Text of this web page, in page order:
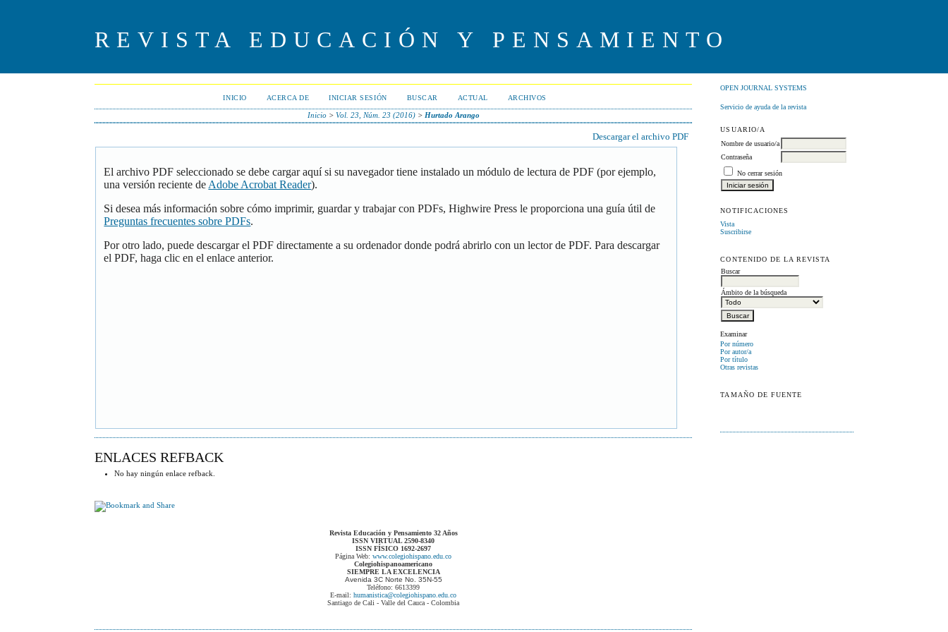
REVISTA EDUCACIÓN Y PENSAMIENTO
OPEN JOURNAL SYSTEMS
Servicio de ayuda de la revista
USUARIO/A
Nombre de usuario/a
Contraseña
No cerrar sesión
NOTIFICACIONES
Vista
Suscribirse
CONTENIDO DE LA REVISTA
Buscar
Ámbito de la búsqueda
Examinar
Por número
Por autor/a
Por título
Otras revistas
TAMAÑO DE FUENTE
INICIO ACERCA DE INICIAR SESIÓN BUSCAR ACTUAL ARCHIVOS
Inicio> Vol. 23, Núm. 23 (2016)> Hurtado Arango
Descargar el archivo PDF
El archivo PDF seleccionado se debe cargar aquí si su navegador tiene instalado un módulo de lectura de PDF (por ejemplo,
una versión reciente de Adobe Acrobat Reader).
Si desea más información sobre cómo imprimir, guardar y trabajar con PDFs, Highwire Press le proporciona una guía útil de
Preguntas frecuentes sobre PDFs.
Por otro lado, puede descargar el PDF directamente a su ordenador donde podrá abrirlo con un lector de PDF. Para descargar
el PDF, haga clic en el enlace anterior.
ENLACES REFBACK
No hay ningún enlace refback.
Revista Educación y Pensamiento 32 Años
ISSN VIRTUAL 2590-8340
ISSN FÍSICO 1692-2697
Página Web:www.colegiohispano.edu.co
Colegiohispanoamericano
SIEMPRE LA EXCELENCIA
Avenida 3C Norte No. 35N-55
Teléfono: 6613399
E-mail:humanistica@colegiohispano.edu.co
Santiago de Cali - Valle del Cauca - Colombia